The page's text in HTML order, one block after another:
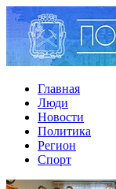
Главная
Люди
Новости
Политика
Регион
Спорт